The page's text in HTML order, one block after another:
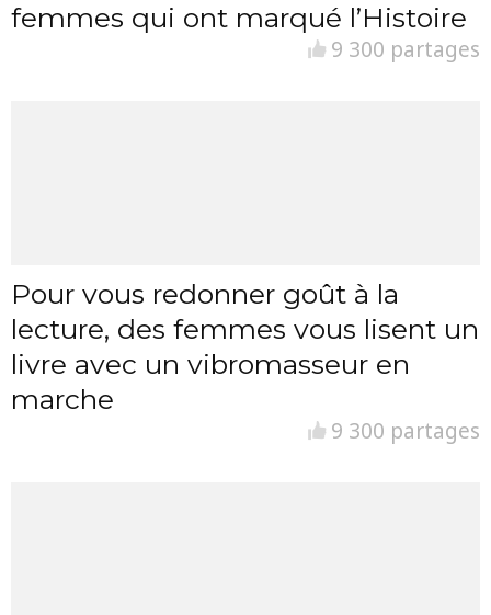
femmes qui ont marqué l’Histoire
9 300 partages
Pour vous redonner goût à la
lecture, des femmes vous lisent un
livre avec un vibromasseur en
marche
9 300 partages